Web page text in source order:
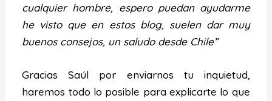
cualquier hombre, espero puedan ayudarme
he visto que en estos blog, suelen dar muy
buenos consejos, un saludo desde Chile”
Gracias Saúl por enviarnos tu inquietud,
haremos todo lo posible para explicarte lo que